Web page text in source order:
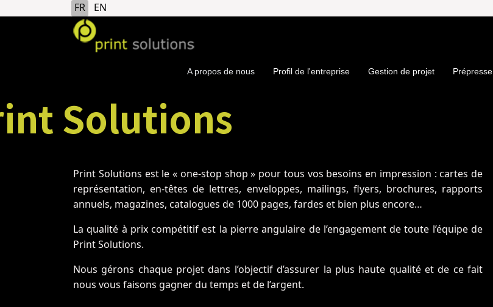
Sélectionnez votre langue
FR EN
A propos de nous Profil de l'entreprise Gestion de projet Prépresse
Solutions
Print Solutions est le « one-stop shop » pour tous vos besoins en impression : cartes de
représentation, en-têtes de lettres, enveloppes, mailings, flyers, brochures, rapports
annuels, magazines, catalogues de 1000 pages, fardes et bien plus encore…
La qualité à prix compétitif est la pierre angulaire de l’engagement de toute l’équipe de
Print Solutions.
Nous gérons chaque projet dans l’objectif d’assurer la plus haute qualité et de ce fait
nous vous faisons gagner du temps et de l’argent.